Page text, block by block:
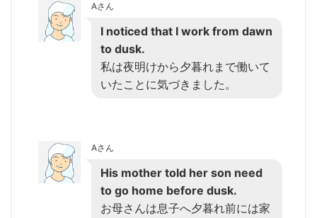
Aさん
I noticed that I work from dawn
to dusk.
私は夜明けから夕暮れまで働いて
いたことに気づきました。
Aさん
His mother told her son need
to go home before dusk.
お母さんは息子へ夕暮れ前には家